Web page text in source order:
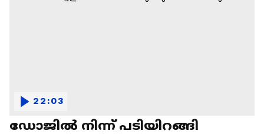
ഡോജിൽ നിന്ന് പടിയിറങ്ങി
22:03